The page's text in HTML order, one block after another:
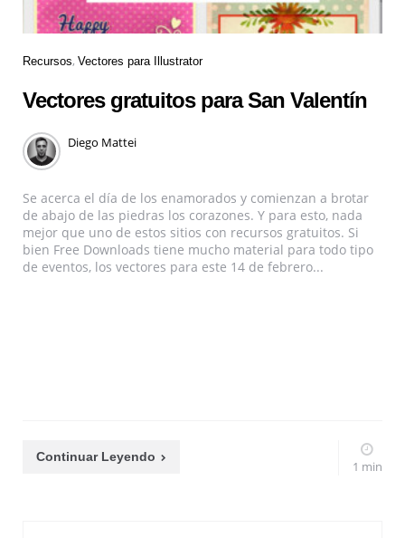
Recursos Vectores para Illustrator
Vectores gratuitos para San Valentín
Diego Mattei
Se acerca el día de los enamorados y comienzan a brotar
de abajo de las piedras los corazones. Y para esto, nada
mejor que uno de estos sitios con recursos gratuitos. Si
bien Free Downloads tiene mucho material para todo tipo
de eventos, los vectores para este 14 de febrero...
Continuar Leyendo
1 min